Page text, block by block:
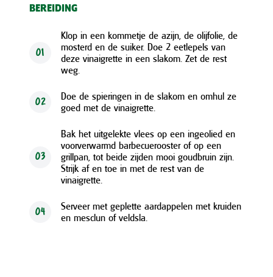
BEREIDING
01
Klop in een kommetje de azijn, de olijfolie, de
mosterd en de suiker. Doe 2 eetlepels van
deze vinaigrette in een slakom. Zet de rest
weg.
02
Doe de spieringen in de slakom en omhul ze
goed met de vinaigrette.
03
Bak het uitgelekte vlees op een ingeolied en
voorverwarmd barbecuerooster of op een
grillpan, tot beide zijden mooi goudbruin zijn.
Strijk af en toe in met de rest van de
vinaigrette.
04
Serveer met geplette aardappelen met kruiden
en mesclun of veldsla.